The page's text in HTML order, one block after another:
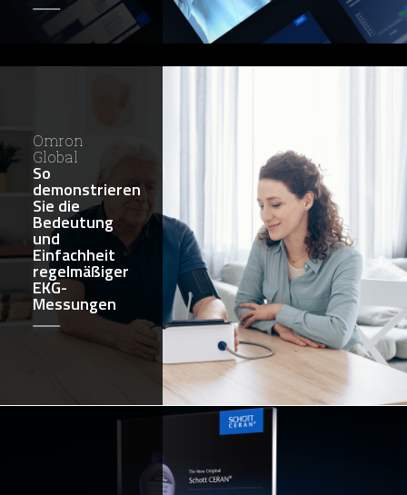
Omron
Global
So
demonstrieren
Sie die
Bedeutung
und
Einfachheit
regelmäßiger
EKG-
Messungen